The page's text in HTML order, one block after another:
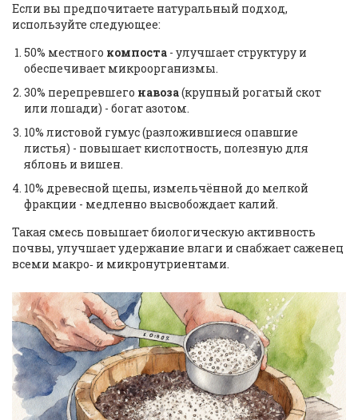
Если вы предпочитаете натуральный подход,
используйте следующее:
50% местного компоста - улучшает структуру и
обеспечивает микроорганизмы.
30% перепревшего навоза(крупный рогатый скот
или лошади) - богат азотом.
10% листовой гумус (разложившиеся опавшие
листья) - повышает кислотность, полезную для
яблонь и вишен.
10% древесной щепы, измельчённой до мелкой
фракции - медленно высвобождает калий.
Такая смесь повышает биологическую активность
почвы, улучшает удержание влаги и снабжает саженец
всеми макро‑ и микронутриентами.